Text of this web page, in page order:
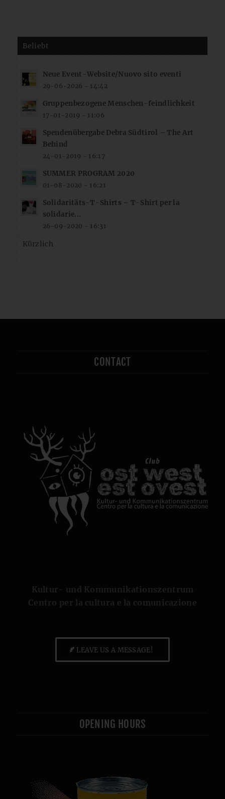
Beliebt
Neue Event-Website/Nuovo sito eventi
29-06-2026 - 14:42
Gruppenbezogene Menschen-feindlichkeit
17-01-2019 - 11:06
Spendenübergabe Debra Südtirol – The Art
Behind
24-01-2019 - 16:17
SUMMER PROGRAM 2020
01-08-2020 - 16:21
Solidaritäts-T-Shirts – T-Shirt per la
solidarie...
26-09-2020 - 16:31
Kürzlich
CONTACT
Kultur- und Kommunikationszentrum
Centro per la cultura e la comunicazione
LEAVE US A MESSAGE!
OPENING HOURS